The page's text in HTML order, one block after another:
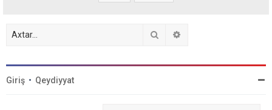
Axtar
Giriş • Qeydiyyat